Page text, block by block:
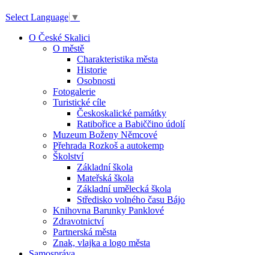
Select Language ▼
O České Skalici
O městě
Charakteristika města
Historie
Osobnosti
Fotogalerie
Turistické cíle
Českoskalické památky
Ratibořice a Babiččino údolí
Muzeum Boženy Němcové
Přehrada Rozkoš a autokemp
Školství
Základní škola
Mateřská škola
Základní umělecká škola
Středisko volného času Bájo
Knihovna Barunky Panklové
Zdravotnictví
Partnerská města
Znak, vlajka a logo města